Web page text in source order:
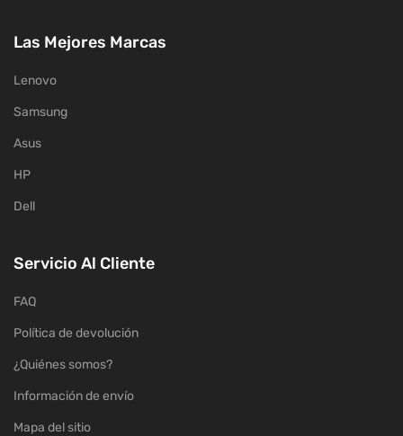
Las Mejores Marcas
Lenovo
Samsung
Asus
HP
Dell
Servicio Al Cliente
FAQ
Política de devolución
¿Quiénes somos?
Información de envío
Mapa del sitio